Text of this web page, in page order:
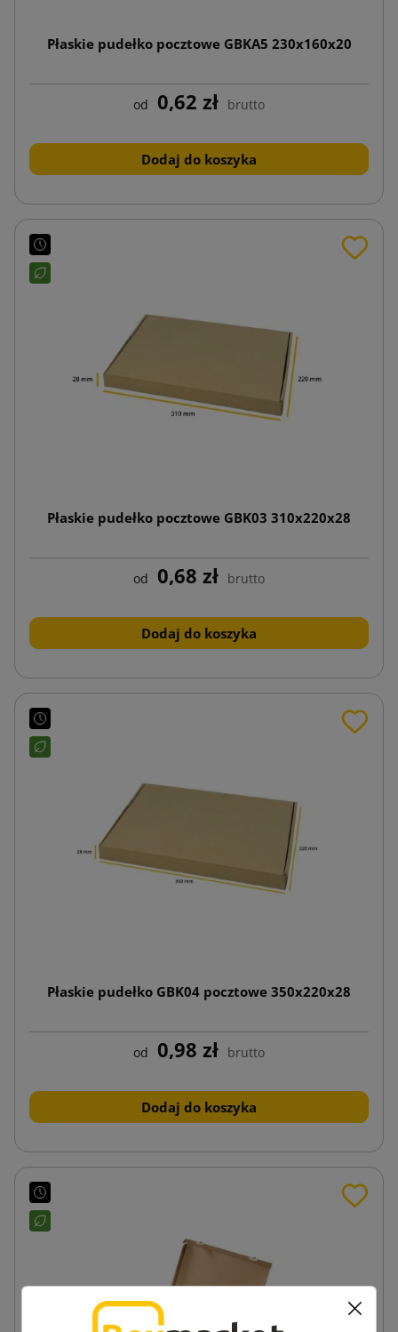
Płaskie pudełko pocztowe GBKA5 230x160x20
od 0,62 zł brutto
Dodaj do koszyka
Płaskie pudełko pocztowe GBK03 310x220x28
od 0,68 zł brutto
Dodaj do koszyka
Płaskie pudełko GBK04 pocztowe 350x220x28
od 0,98 zł brutto
Dodaj do koszyka